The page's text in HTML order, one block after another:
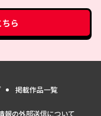
ら
掲載作品一覧
報の外部送信について